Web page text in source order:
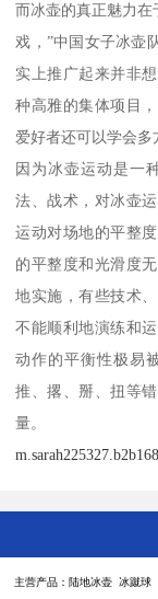
而冰壶的真正魅力在
戏，”中国女子冰壶
实上推广起来并非
种高雅的集体项目
爱好者还可以学会多
因为冰壶运动是一
法、战术，对冰壶
运动对场地的平整
的平整度和光滑度
地实施，有些技术
不能顺利地演练和
动作的平衡性极易
推、撂、掰、扭等
量。
主营产品：陆地冰壶 冰蹴